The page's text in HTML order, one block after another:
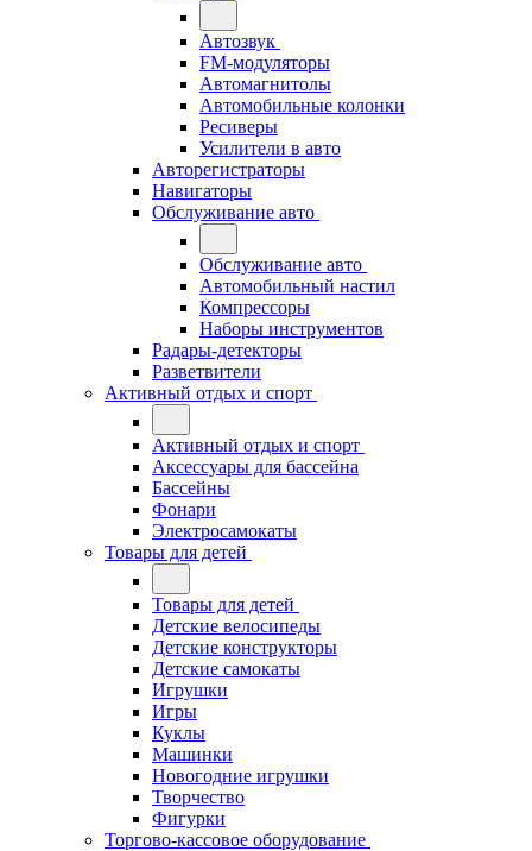
Автозвук
FM-модуляторы
Автомагнитолы
Автомобильные колонки
Ресиверы
Усилители в авто
Авторегистраторы
Навигаторы
Обслуживание авто
Обслуживание авто
Автомобильный настил
Компрессоры
Наборы инструментов
Радары-детекторы
Разветвители
Активный отдых и спорт
Активный отдых и спорт
Аксессуары для бассейна
Бассейны
Фонари
Электросамокаты
Товары для детей
Товары для детей
Детские велосипеды
Детские конструкторы
Детские самокаты
Игрушки
Игры
Куклы
Машинки
Новогодние игрушки
Творчество
Фигурки
Торгово-кассовое оборудование